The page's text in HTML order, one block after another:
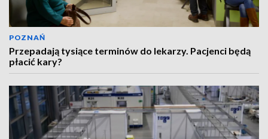
POZNAŃ
Przepadają tysiące terminów do lekarzy. Pacjenci będą
płacić kary?